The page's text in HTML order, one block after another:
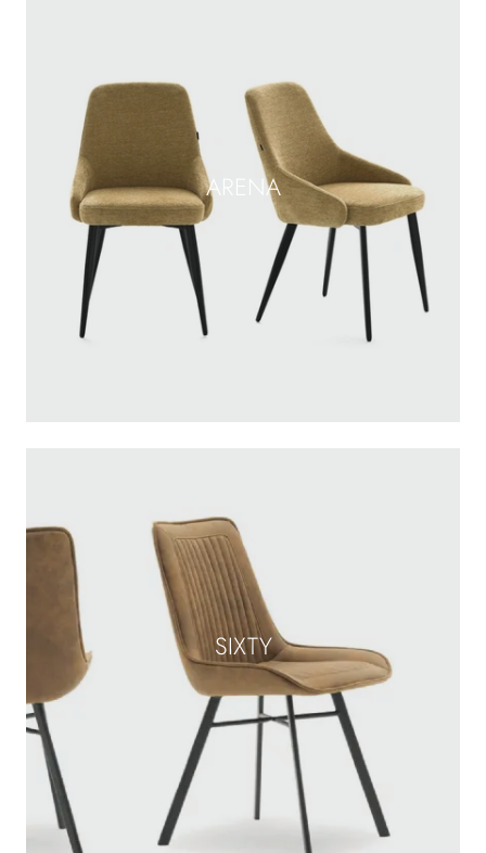
ARENA
SIXTY